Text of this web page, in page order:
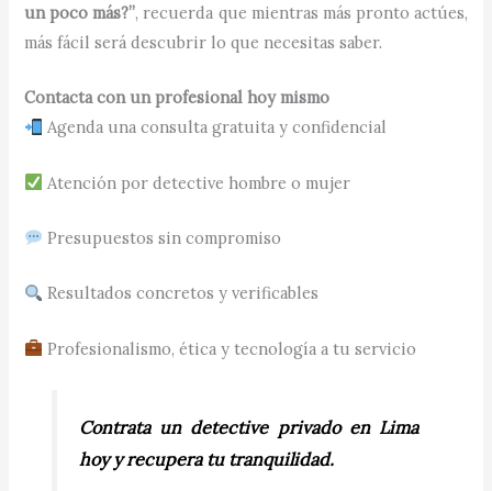
un poco más?”, recuerda que mientras más pronto actúes,
más fácil será descubrir lo que necesitas saber.
Contacta con un profesional hoy mismo
Agenda una consulta gratuita y confidencial
Atención por detective hombre o mujer
Presupuestos sin compromiso
Resultados concretos y verificables
Profesionalismo, ética y tecnología a tu servicio
Contrata un detective privado en Lima
hoy y recupera tu tranquilidad.